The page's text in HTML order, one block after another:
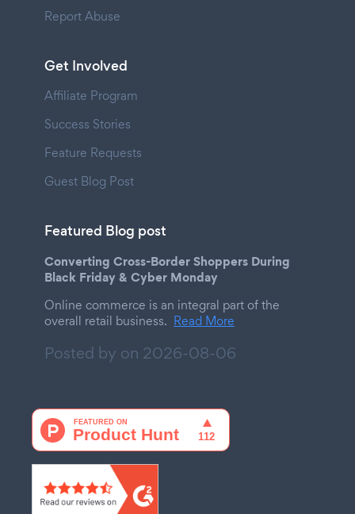
Report Abuse
Get Involved
Affiliate Program
Success Stories
Feature Requests
Guest Blog Post
Featured Blog post
Converting Cross-Border Shoppers During
Black Friday & Cyber Monday
Online commerce is an integral part of the
overall retail business. Read More
Posted by on 2026-08-06